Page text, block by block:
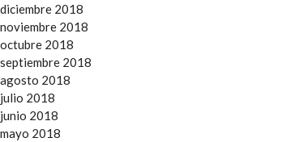
diciembre 2018
noviembre 2018
octubre 2018
septiembre 2018
agosto 2018
julio 2018
junio 2018
mayo 2018